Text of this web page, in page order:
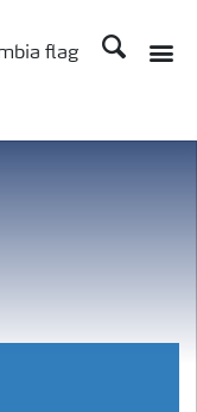
Buscar